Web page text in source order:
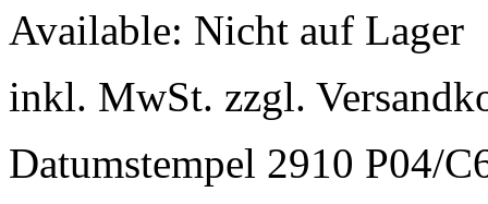
Available: Nicht auf Lager
inkl. MwSt. zzgl.
Datumstempel 2910 P04/